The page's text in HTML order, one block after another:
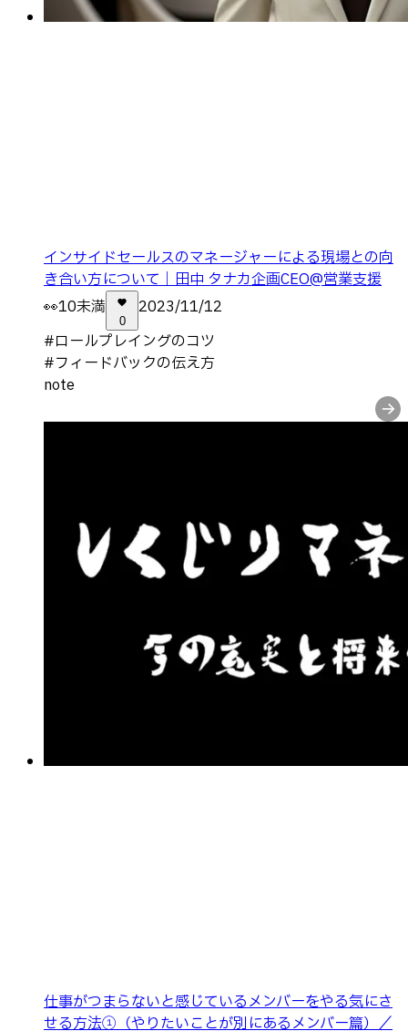
インサイドセールスのマネージャーによる現場との向
き合い方について｜田中 タナカ企画CEO@営業支援
👀10未満
0
2023/11/12
#ロールプレイングのコツ
#フィードバックの伝え方
note
仕事がつまらないと感じているメンバーをやる気にさ
せる方法①（やりたいことが別にあるメンバー篇）／